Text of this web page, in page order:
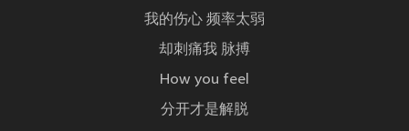
我的伤心 频率太弱
却刺痛我 脉搏
How you feel
分开才是解脱